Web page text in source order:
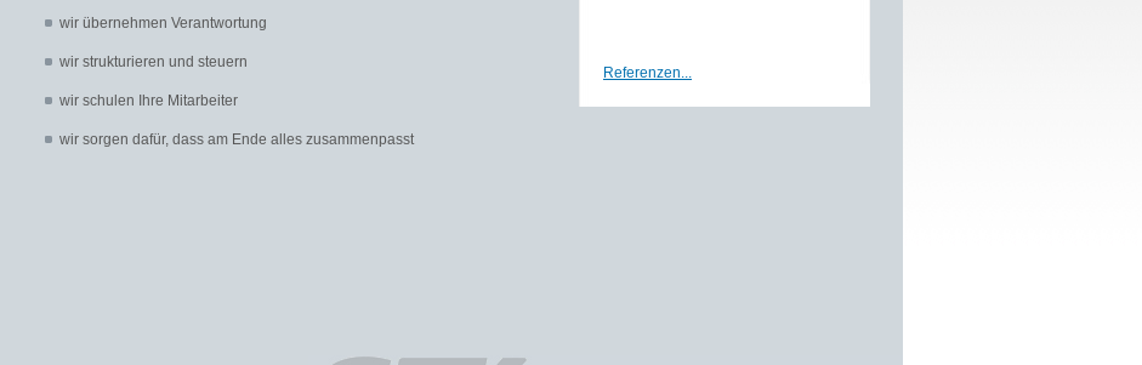
wir übernehmen Verantwortung
wir strukturieren und steuern
wir schulen Ihre Mitarbeiter
wir sorgen dafür, dass am Ende alles zusammenpasst
Referenzen...